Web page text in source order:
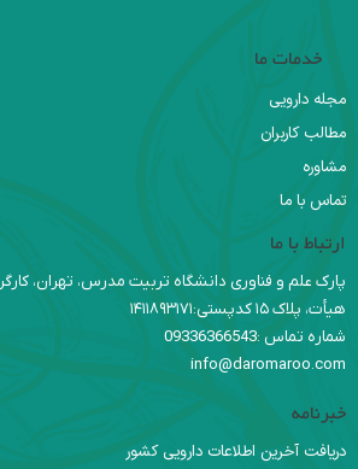
خدمات ما
مجله دارویی
مطالب کاربران
مشاوره
تماس با ما
ارتباط با ما
پارک علم و فناوری دانشگاه تربیت مدرس، تهران،
هیأت، پلاک ۱۵ کدپستی:۱۴۱۱۸۹۳۱۷۱
شماره تماس :09336366543
info@daromaroo.com
خبرنامه
دریافت آخرین اطلاعات دارویی کشور